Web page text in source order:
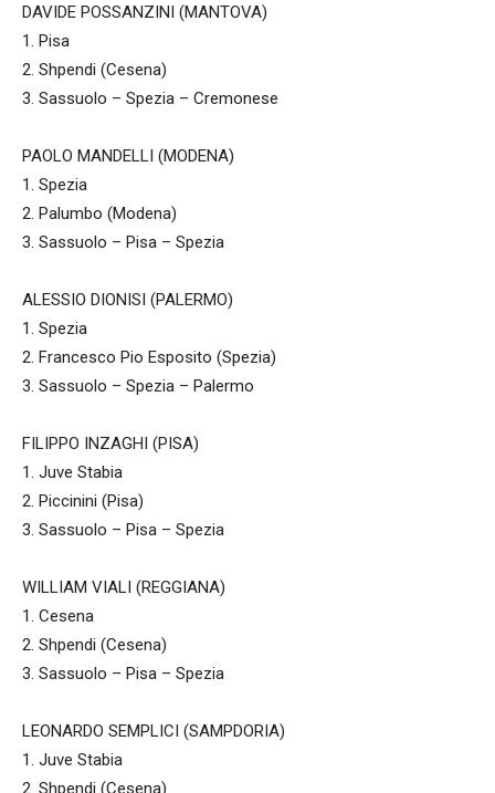
DAVIDE POSSANZINI (MANTOVA)
1. Pisa
2. Shpendi (Cesena)
3. Sassuolo – Spezia – Cremonese
PAOLO MANDELLI (MODENA)
1. Spezia
2. Palumbo (Modena)
3. Sassuolo – Pisa – Spezia
ALESSIO DIONISI (PALERMO)
1. Spezia
2. Francesco Pio Esposito (Spezia)
3. Sassuolo – Spezia – Palermo
FILIPPO INZAGHI (PISA)
1. Juve Stabia
2. Piccinini (Pisa)
3. Sassuolo – Pisa – Spezia
WILLIAM VIALI (REGGIANA)
1. Cesena
2. Shpendi (Cesena)
3. Sassuolo – Pisa – Spezia
LEONARDO SEMPLICI (SAMPDORIA)
1. Juve Stabia
2. Shpendi (Cesena)